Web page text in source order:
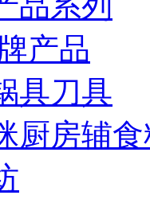
产品
具刀具
厨房辅